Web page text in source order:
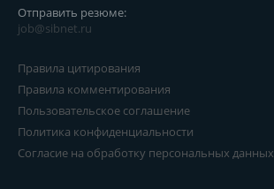
Отправить резюме:
job@sibnet.ru
Правила цитирования
Правила комментирования
Пользовательское соглашение
Политика конфиденциальности
Согласие на обработку персональных данных